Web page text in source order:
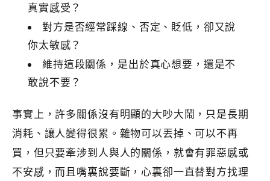
真實感受？
對方是否經常踩線、否定、貶低，卻又說
你太敏感？
維持這段關係，是出於真心想要，還是不
敢說不要？
事實上，許多關係沒有明顯的大吵大鬧，只是長期
消耗、讓人變得很累。雜物可以丟掉、可以不再
買，但只要牽涉到人與人的關係，就會有罪惡感或
不安感，而且嘴裏說要斷，心裏卻一直替對方找理